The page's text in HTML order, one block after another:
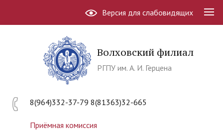
Версия для слабовидящих
Волховский филиал
РГПУ им. А. И. Герцена
8(964)332-37-79 8(81363)32-665
Приёмная комиссия